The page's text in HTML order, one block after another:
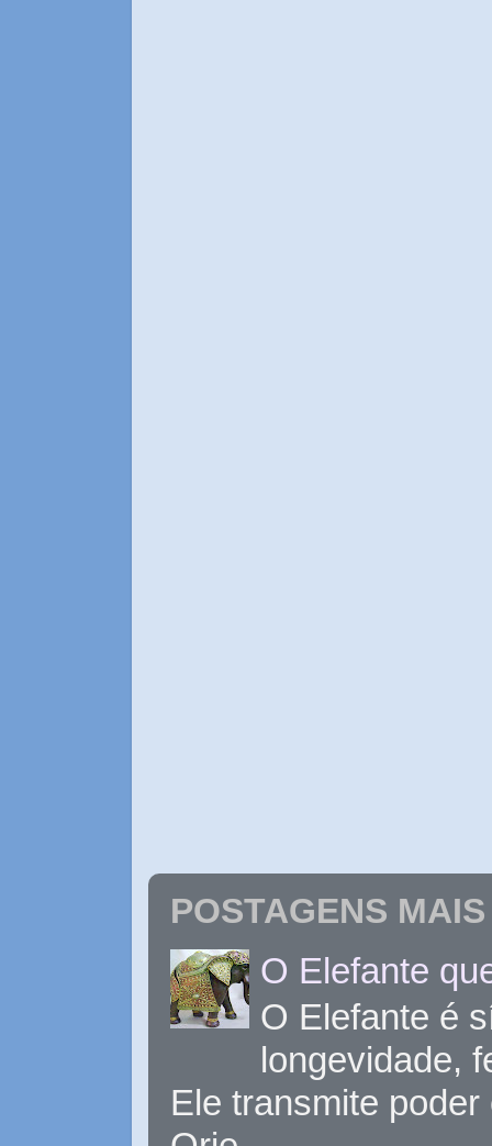
POSTAGENS
O Elefante
O Elefante é
longevidade,
Ele transmite